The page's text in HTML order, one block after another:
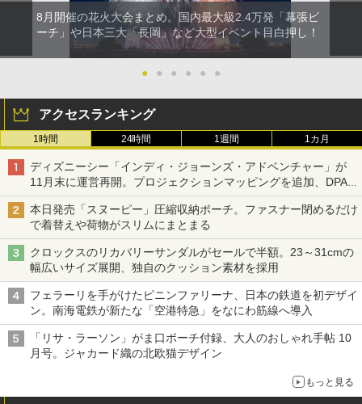
8月開催の花火大会まとめ。国内最大級2.4万発「幕張ビ
ーチ」や日本三大「長岡」など大型イベント目白押し！
● ● ● ● ● ●
アクセスランキング
1時間 24時間 1週間 1カ月
ディズニーシー「インディ・ジョーンズ・アドベンチャー」が
11月末に運営再開。プロジェクションマッピングを追加、DPA
は1500円
本日発売「スヌーピー」圧縮収納ポーチ。ファスナー閉めるだけ
で着替えや荷物がスリムにまとまる
クロックスのリカバリーサンダルがセールで半額。23～31cmの
幅広いサイズ展開、独自のクッション素材を採用
フェラーリを手がけたピニンファリーナ、日本の鉄道を初デザイ
ン。南海電鉄が新たな「空港特急」をなにわ筋線へ導入
「リサ・ラーソン」がま口ポーチ付録、大人のおしゃれ手帖 10
月号。ジャカード織の北欧猫デザイン
もっと見る